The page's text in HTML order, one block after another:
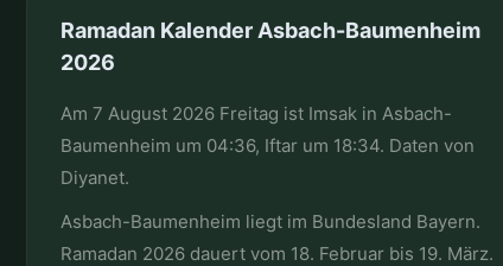
Ramadan Kalender Asbach-Baumenheim
2026
Am 7 August 2026 Freitag ist Imsak in Asbach-
Baumenheim um 04:36, Iftar um 18:34. Daten von
Diyanet.
Asbach-Baumenheim liegt im Bundesland Bayern.
Ramadan 2026 dauert vom 18. Februar bis 19. März.